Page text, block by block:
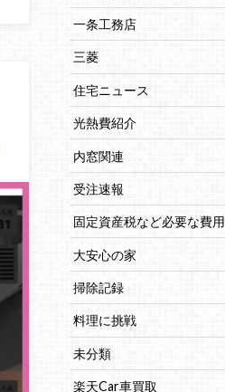
一条工務店
三菱
住宅ニュース
光熱費紹介
内窓関連
受注速報
固定資産税など必要な費用
大安心の家
掃除記録
料理に挑戦
未分類
楽天Car車買取